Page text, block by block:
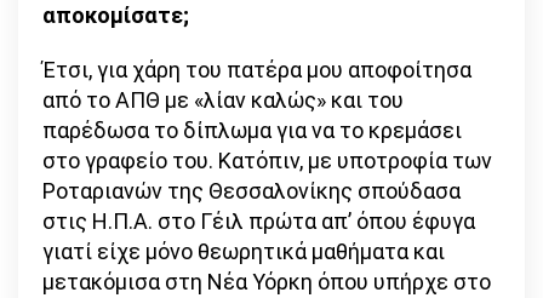
αποκομίσατε;
Έτσι, για χάρη του πατέρα μου αποφοίτησα
από το ΑΠΘ με «λίαν καλώς» και του
παρέδωσα το δίπλωμα για να το κρεμάσει
στο γραφείο του. Κατόπιν, με υποτροφία των
Ροταριανών της Θεσσαλονίκης σπούδασα
στις Η.Π.Α. στο Γέιλ πρώτα απ’ όπου έφυγα
γιατί είχε μόνο θεωρητικά μαθήματα και
μετακόμισα στη Νέα Υόρκη όπου υπήρχε στο